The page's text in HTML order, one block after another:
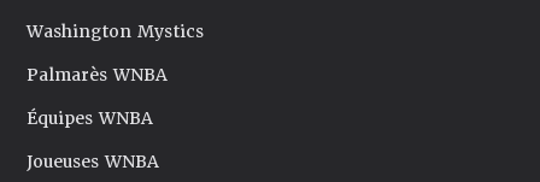
Washington Mystics
Palmarès WNBA
Équipes WNBA
Joueuses WNBA